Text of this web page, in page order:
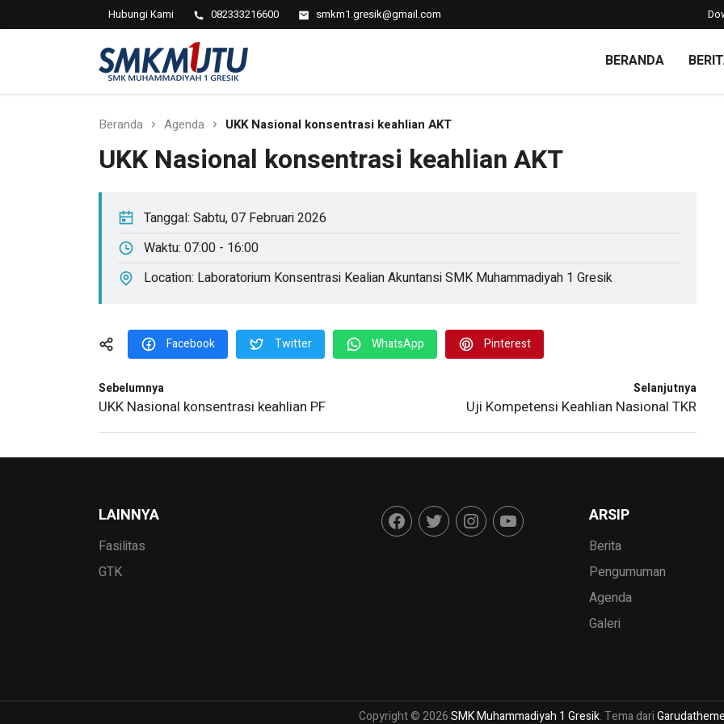
Hubungi Kami 082333216600 smkm1.gresik@gmail.com
SMK
Muhammadiyah BERANDA
Beranda Agenda UKK Nasional konsentrasi keahlian AKT
UKK Nasional konsentrasi keahlian AKT
Tanggal: Sabtu, 07 Februari 2026
Waktu: 07:00 - 16:00
Location: Laboratorium Konsentrasi Kealian Akuntansi SMK Muhammadiyah 1 Gresik
Facebook Twitter WhatsApp Pinterest
Sebelumnya
UKK Nasional konsentrasi keahlian PF
Selanjutnya
Uji Kompetensi Keahlian Nasional TKR
LAINNYA
Fasilitas
GTK
ARSIP
Berita
Pengumuman
Agenda
Galeri
Copyright © 2026SMK Muhammadiyah 1 Gresik. Tema dariGarudatheme